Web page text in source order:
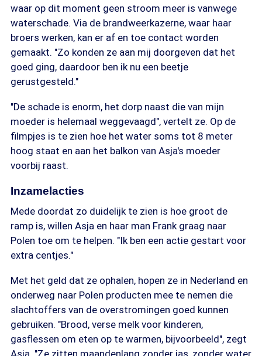
waar op dit moment geen stroom meer is vanwege
waterschade. Via de brandweerkazerne, waar haar
broers werken, kan er af en toe contact worden
gemaakt. "Zo konden ze aan mij doorgeven dat het
goed ging, daardoor ben ik nu een beetje
gerustgesteld."
"De schade is enorm, het dorp naast die van mijn
moeder is helemaal weggevaagd", vertelt ze. Op de
filmpjes is te zien hoe het water soms tot 8 meter
hoog staat en aan het balkon van Asja's moeder
voorbij raast.
Inzamelacties
Mede doordat zo duidelijk te zien is hoe groot de
ramp is, willen Asja en haar man Frank graag naar
Polen toe om te helpen. "Ik ben een actie gestart voor
extra centjes."
Met het geld dat ze ophalen, hopen ze in Nederland en
onderweg naar Polen producten mee te nemen die
slachtoffers van de overstromingen goed kunnen
gebruiken. "Brood, verse melk voor kinderen,
gasflessen om eten op te warmen, bijvoorbeeld", zegt
Asja. "Ze zitten maandenlang zonder jas, zonder water